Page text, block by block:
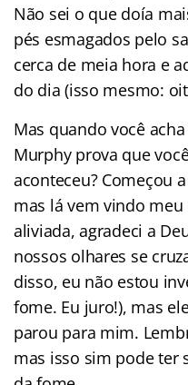
Não sei o que doía
pés esmagados pelo
cerca de meia hora e
do dia (isso mesmo:
Mas quando você
Murphy prova que
aconteceu? Começou
mas lá vem vindo
aliviada, agradeci a
nossos olhares se
disso, eu não estou
fome. Eu juro!), mas
parou para mim.
mas isso sim pode ter